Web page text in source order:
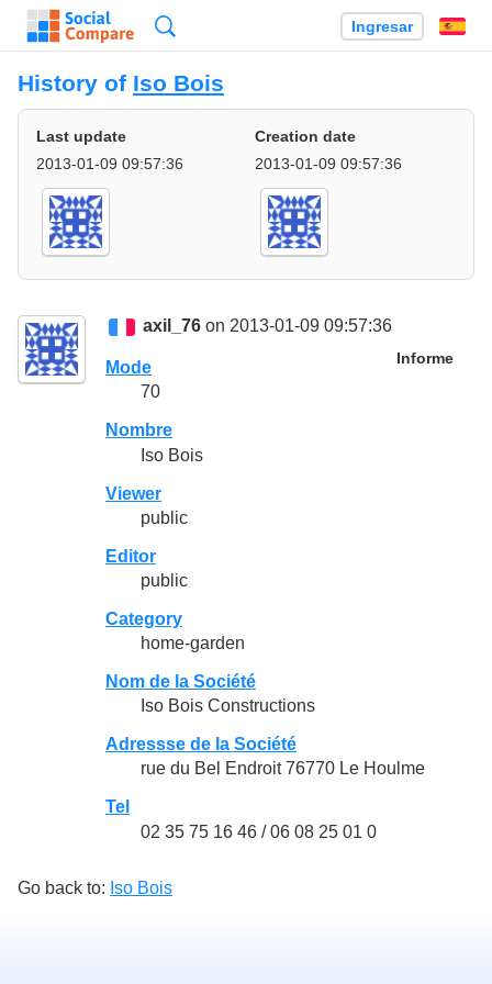
Ingresar
History of Iso Bois
Last update
2013-01-09 09:57:36
Creation date
2013-01-09 09:57:36
axil_76 on 2013-01-09 09:57:36
Informe
Mode
70
Nombre
Iso Bois
Viewer
public
Editor
public
Category
home-garden
Nom de la Société
Iso Bois Constructions
Adressse de la Société
rue du Bel Endroit 76770 Le Houlme
Tel
02 35 75 16 46 / 06 08 25 01 0
Go back to: Iso Bois